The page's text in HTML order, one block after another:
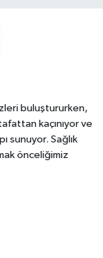
buluştururken,
kaçınıyor ve
sunuyor. Sağlık
önceliğimiz